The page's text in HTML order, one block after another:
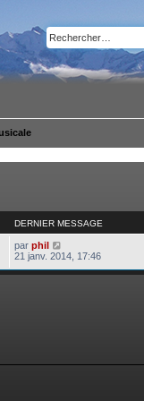
DERNIER MESSAGE
par phil
21 janv. 2014, 17:46